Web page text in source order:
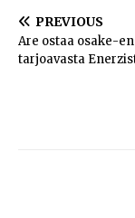
PREVIOUS
Are ostaa osake-
tarjoavasta